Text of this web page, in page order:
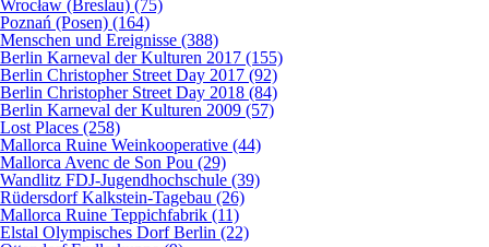
Wrocław (Breslau) (75)
Poznań (Posen) (164)
Menschen und Ereignisse (388)
Berlin Karneval der Kulturen 2017 (155)
Berlin Christopher Street Day 2017 (92)
Berlin Christopher Street Day 2018 (84)
Berlin Karneval der Kulturen 2009 (57)
Lost Places (258)
Mallorca Ruine Weinkooperative (44)
Mallorca Avenc de Son Pou (29)
Wandlitz FDJ-Jugendhochschule (39)
Rüdersdorf Kalkstein-Tagebau (26)
Mallorca Ruine Teppichfabrik (11)
Elstal Olympisches Dorf Berlin (22)